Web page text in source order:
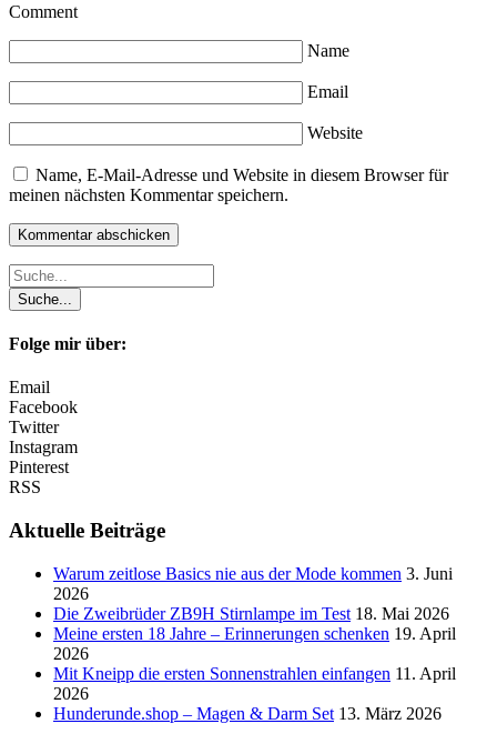
Comment
Name
Email
Website
Name, E-Mail-Adresse und Website in diesem Browser für
meinen nächsten Kommentar speichern.
Folge mir über:
Email
Facebook
Twitter
Instagram
Pinterest
RSS
Aktuelle Beiträge
Warum zeitlose Basics nie aus der Mode kommen 3. Juni
2026
Die Zweibrüder ZB9H Stirnlampe im Test 18. Mai 2026
Meine ersten 18 Jahre – Erinnerungen schenken 19. April
2026
Mit Kneipp die ersten Sonnenstrahlen einfangen 11. April
2026
Hunderunde.shop – Magen & Darm Set 13. März 2026